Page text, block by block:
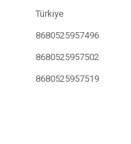
Türkiye
8680525957496
8680525957502
8680525957519